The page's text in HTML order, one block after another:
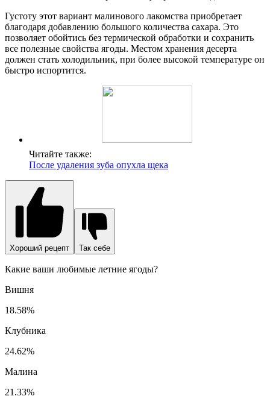
Густоту этот вариант малинового лакомства приобретает
благодаря добавлению большого количества сахара. Это
позволяет обойтись без термической обработки и сохранить
все полезные свойства ягоды. Местом хранения десерта
должен стать холодильник, при более высокой температуре он
быстро испортится.
Читайте также:
После удаления зуба опухла щека
Хороший рецепт Так себе
Какие ваши любимые летние ягоды?
Вишня
18.58%
Клубника
24.62%
Малина
21.33%